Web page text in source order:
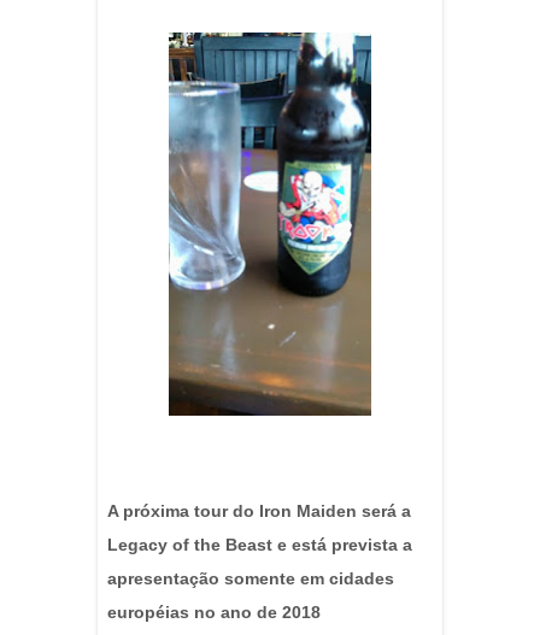
A próxima tour do Iron Maiden será a
Legacy of the Beast e está prevista a
apresentação somente em cidades
européias no ano de 2018